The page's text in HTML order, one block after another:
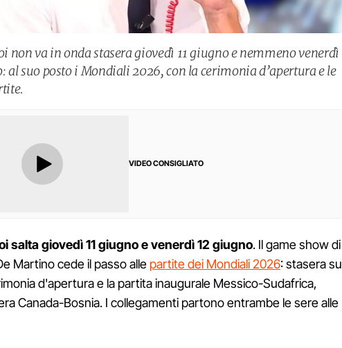
non va in onda stasera giovedì 11 giugno e nemmeno venerdì
al suo posto i Mondiali 2026, con la cerimonia d’apertura e le
VIDEO CONSIGLIATO
salta giovedì 11 giugno e venerdì 12 giugno. Il game show di
Martino cede il passo alle partite dei Mondiali 2026: stasera su
d'apertura e la partita inaugurale Messico-Sudafrica,
Canada-Bosnia. I collegamenti partono entrambe le sere alle